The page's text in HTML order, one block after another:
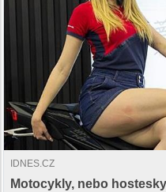
IDNES.CZ
Motocykly, nebo